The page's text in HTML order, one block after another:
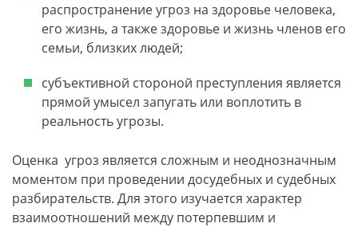
распространение угроз на здоровье человека,
его жизнь, а также здоровье и жизнь членов его
семьи, близких людей;
субъективной стороной преступления является
прямой умысел запугать или воплотить в
реальность угрозы.
Оценка угроз является сложным и неоднозначным
моментом при проведении досудебных и судебных
разбирательств. Для этого изучается характер
взаимоотношений между потерпевшим и